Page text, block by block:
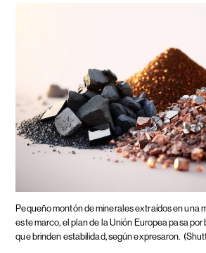
Pequeño montón de minerales extraídos en una
este marco, el plan de la Unión Europea pasa
que brinden estabilidad, según expresaron.